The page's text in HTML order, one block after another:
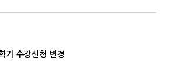
기 수강신청 변경